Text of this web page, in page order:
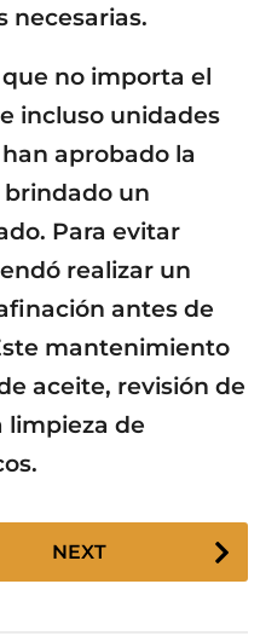
necesarias.
no importa el
incluso unidades
aprobado la
brindado un
Para evitar
realizar un
antes de
mantenimiento
aceite, revisión de
limpieza de
NEXT